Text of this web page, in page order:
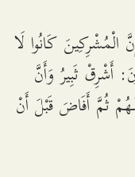
كَانُوا لَا
أَشْرِقْ ثَبِيرُ وَأَنَّ
ثُمَّ أَفَاضَ قَبْلَ أَنْ